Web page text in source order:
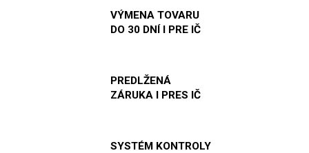
VÝMENA TOVARU
DO 30 DNÍ I PRE IČ
PREDLŽENÁ
ZÁRUKA I PRES IČ
SYSTÉM KONTROLY